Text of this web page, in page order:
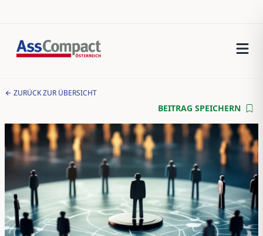
ZURÜCK ZUR ÜBERSICHT
BEITRAG SPEICHERN